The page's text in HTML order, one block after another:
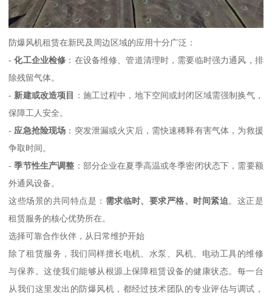
防爆风机租赁在新民及周边区域的应用十分广泛：
-化工企业检修 ：在设备维修、管道清理时，需要临时强力通风，排
除残留气体。
- 新建或改造项目
：施工过程中，地下空间或封闭区域需强制换气，
保障工人安全。
- 应急抢险现场 ：突发泄漏或火灾后，需快速稀释有害气体，为救援
争取时间。
-季节性生产调整 ：部分企业在夏季高温或冬季密闭状态下，需要额
外通风设备。
这些场景的共同特点是： 需求临时、要求严格、时间紧迫。这正是
租赁服务的核心优势所在。
选择可靠合作伙伴，从日常维护开始
除了租赁服务，我们同样擅长电机、水泵、风机、电动工具的维修
与保养。这使我们能够从根源上保障租赁设备的健康状态。每一台
从我们这里发出的防爆风机，都经过技术团队的专业评估与调试，